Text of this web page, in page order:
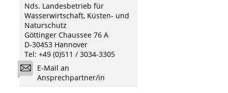
Nds. Landesbetrieb für
Wasserwirtschaft, Küsten- und
Naturschutz
Göttinger Chaussee 76 A
D-30453 Hannover
Tel: +49 (0)511 / 3034-3305
E-Mail an
Ansprechpartner/in